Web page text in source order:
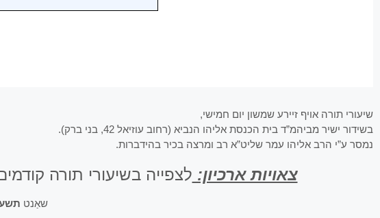
שיעורי תורה אויף זיירע שמשון יום חמישי,
בשידור ישיר מביהמ”ד בית הכנסת אליהו הנביא (רחוב עוזיאל 42, בני ברק).
נמסר ע”י הרב אליהו עמר שליט”א רב ומרצה בכיר בהידברות.
צאויות ארכיון: לצפייה בשיעורי תורה
שאַנט